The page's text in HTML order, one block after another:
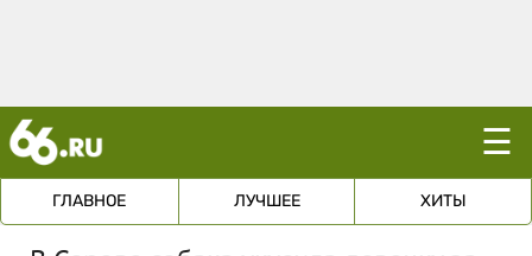
☰
ГЛАВНОЕ ЛУЧШЕЕ ХИТЫ